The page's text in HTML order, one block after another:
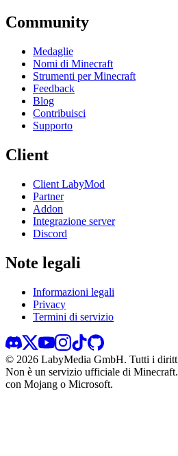
Community
Medaglie
Nomi di Minecraft
Strumenti per Minecraft
Feedback
Blog
Contribuisci
Supporto
Client
Client LabyMod
Partner
Addon
Integrazione server
Discord
Note legali
Informazioni legali
Privacy
Termini di servizio
© 2026 LabyMedia GmbH. Tutti i
Non è un servizio ufficiale di
con Mojang o Microsoft.